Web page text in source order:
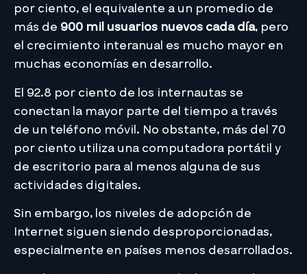
por ciento, el equivalente a un promedio de
más de 900 mil usuarios nuevos cada día, pero
el crecimiento interanual es mucho mayor en
muchas economías en desarrollo.
El 92.8 por ciento de los internautas se
conectan la mayor parte del tiempo a través
de un teléfono móvil. No obstante, más del 70
por ciento utiliza una computadora portátil y
de escritorio para al menos alguna de sus
actividades digitales.
Sin embargo, los niveles de adopción de
Internet siguen siendo desproporcionadas,
especialmente en países menos desarrollados.